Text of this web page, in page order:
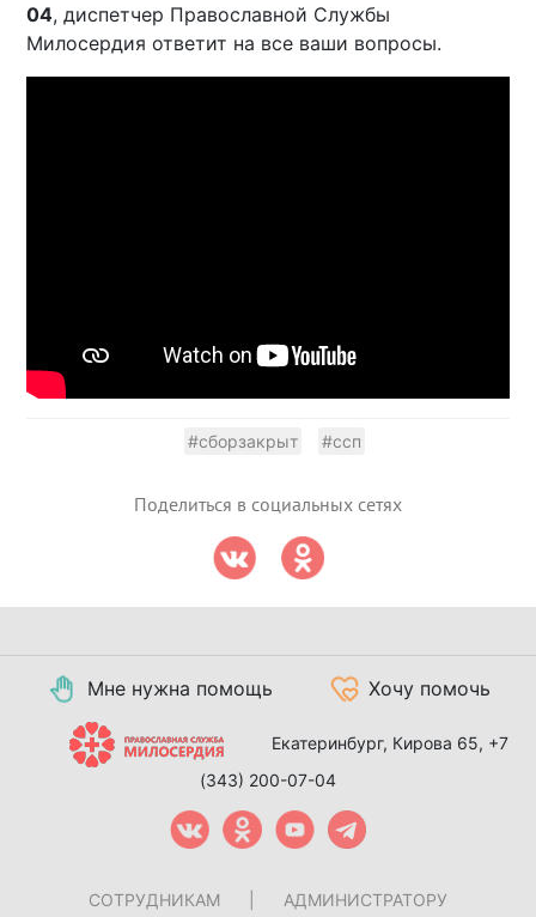
04, диспетчер Православной Службы
Милосердия ответит на все ваши вопросы.
#сборзакрыт #ссп
Поделиться в социальных сетях
Мне нужна помощь Хочу помочь
Екатеринбург, Кирова 65, +7
(343) 200-07-04
СОТРУДНИКАМ АДМИНИСТРАТОРУ